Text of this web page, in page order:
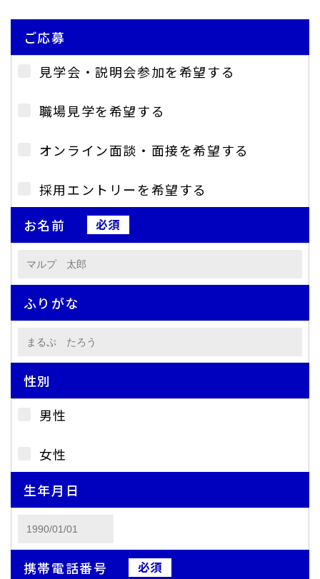
ご応募
見学会・説明会参加を希望する
職場見学を希望する
オンライン面談・面接を希望する
採用エントリーを希望する
お名前
ふりがな
性別
男性
女性
生年月日
携帯電話番号